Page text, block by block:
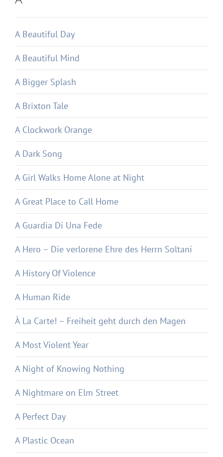
A Beautiful Day
A Beautiful Mind
A Bigger Splash
A Brixton Tale
A Clockwork Orange
A Dark Song
A Girl Walks Home Alone at Night
A Great Place to Call Home
A Guardia Di Una Fede
A Hero – Die verlorene Ehre des Herrn Soltani
A History Of Violence
A Human Ride
À La Carte! – Freiheit geht durch den Magen
A Most Violent Year
A Night of Knowing Nothing
A Nightmare on Elm Street
A Perfect Day
A Plastic Ocean